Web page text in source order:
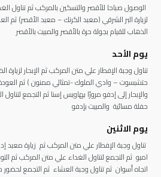
الوصول صباحا للأقصر والتسكين بالمركب ثم تناول
لزيارة البر الشرقي (معبد الكرنك – معبد الأقصر) ثم
الذهاب للقيام بجولة حرة بالأقصر والمبيت بالأقصر
يوم الأحد
تناول وجبة الإفطار علي متن المركب ثم الإبحار لزيارة
حتشبسوت – وادي الملوك -تمثالي ممنون ) ثم العودة
والإبحار إلى إدفو مرورًا بهاويس إسنا ثم التجمع
حفلة مسائية والمبيت بإدفو
يوم الاثنين
تناول وجبة الإفطار علي متن المركب ثم زيارة معبد
امبو ثم التجمع لتناول الغداء علي متن المركب ثم
اتجاه أسوان ثم تناول وجبة العشاء ثم التجمع لحضور